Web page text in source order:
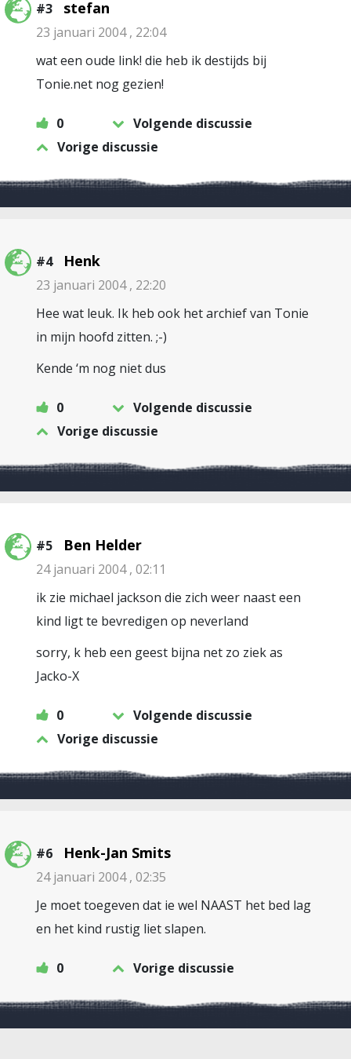
#3 stefan
23 januari 2004 , 22:04
wat een oude link! die heb ik destijds bij
Tonie.net nog gezien!
0
Volgende discussie
Vorige discussie
#4 Henk
23 januari 2004 , 22:20
Hee wat leuk. Ik heb ook het archief van Tonie
in mijn hoofd zitten. ;-)
Kende ‘m nog niet dus
0
Volgende discussie
Vorige discussie
#5 Ben Helder
24 januari 2004 , 02:11
ik zie michael jackson die zich weer naast een
kind ligt te bevredigen op neverland
sorry, k heb een geest bijna net zo ziek as
Jacko-X
0
Volgende discussie
Vorige discussie
#6 Henk-Jan Smits
24 januari 2004 , 02:35
Je moet toegeven dat ie wel NAAST het bed lag
en het kind rustig liet slapen.
0 Vorige discussie